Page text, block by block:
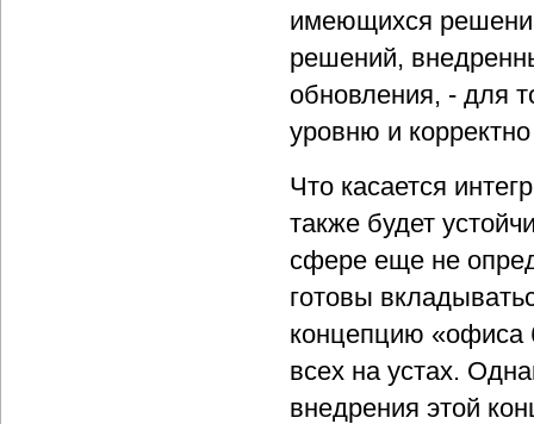
имеющихся
решений,
обновления, - для
уровню и
Что касается
также будет
сфере еще не
готовы
концепцию «офиса
всех на устах.
внедрения этой